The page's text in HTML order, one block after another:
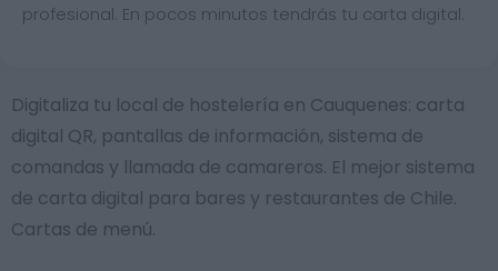
profesional. En pocos minutos tendrás tu carta digital.
Digitaliza tu local de hostelería en Cauquenes: carta
digital QR, pantallas de información, sistema de
comandas y llamada de camareros. El mejor sistema
de carta digital para bares y restaurantes de Chile.
Cartas de menú.